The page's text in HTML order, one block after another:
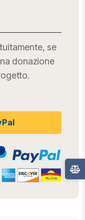
se
donazione